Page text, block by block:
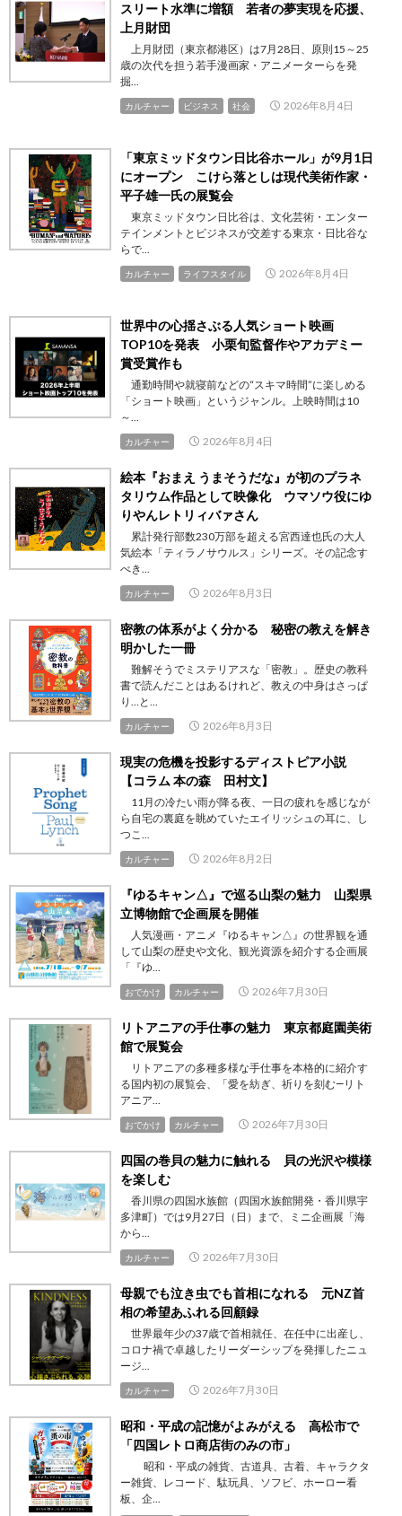
スリート水準に増額 若者の夢実現を応援、
上月財団
上月財団（東京都港区）は7月28日、原則15～25
歳の次代を担う若手漫画家・アニメーターらを発
掘...
カルチャー ビジネス 社会 2026年8月4日
「東京ミッドタウン日比谷ホール」が9月1日
にオープン こけら落としは現代美術作家・
平子雄一氏の展覧会
東京ミッドタウン日比谷は、文化芸術・エンター
テインメントとビジネスが交差する東京・日比谷な
らで...
カルチャー ライフスタイル 2026年8月4日
世界中の心揺さぶる人気ショート映画
TOP10を発表 小栗旬監督作やアカデミー
賞受賞作も
通勤時間や就寝前などの“スキマ時間”に楽しめる
「ショート映画」というジャンル。上映時間は10
～...
カルチャー 2026年8月4日
絵本『おまえ うまそうだな』が初のプラネ
タリウム作品として映像化 ウマソウ役にゆ
りやんレトリィバァさん
累計発行部数230万部を超える宮西達也氏の大人
気絵本「ティラノサウルス」シリーズ。その記念す
べき...
カルチャー 2026年8月3日
密教の体系がよく分かる 秘密の教えを解き
明かした一冊
難解そうでミステリアスな「密教」。歴史の教科
書で読んだことはあるけれど、教えの中身はさっぱ
り…と...
カルチャー 2026年8月3日
現実の危機を投影するディストピア小説
【コラム 本の森 田村文】
11月の冷たい雨が降る夜、一日の疲れを感じなが
ら自宅の裏庭を眺めていたエイリッシュの耳に、し
つこ...
カルチャー 2026年8月2日
『ゆるキャン△』で巡る山梨の魅力 山梨県
立博物館で企画展を開催
人気漫画・アニメ『ゆるキャン△』の世界観を通
して山梨の歴史や文化、観光資源を紹介する企画展
「『ゆ...
おでかけ カルチャー 2026年7月30日
リトアニアの手仕事の魅力 東京都庭園美術
館で展覧会
リトアニアの多種多様な手仕事を本格的に紹介す
る国内初の展覧会、「愛を紡ぎ、祈りを刻む―リト
アニア...
おでかけ カルチャー 2026年7月30日
四国の巻貝の魅力に触れる 貝の光沢や模様
を楽しむ
香川県の四国水族館（四国水族館開発・香川県宇
多津町）では9月27日（日）まで、ミニ企画展「海
から...
カルチャー 2026年7月30日
母親でも泣き虫でも首相になれる 元NZ首
相の希望あふれる回顧録
世界最年少の37歳で首相就任、在任中に出産し、
コロナ禍で卓越したリーダーシップを発揮したニュ
ージ...
カルチャー 2026年7月30日
昭和・平成の記憶がよみがえる 高松市で
「四国レトロ商店街のみの市」
昭和・平成の雑貨、古道具、古着、キャラクタ
ー雑貨、レコード、駄玩具、ソフビ、ホーロー看
板、企...